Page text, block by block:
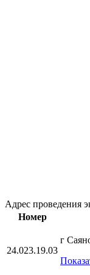
Адрес проведения
Номер
24.023.19.03
г